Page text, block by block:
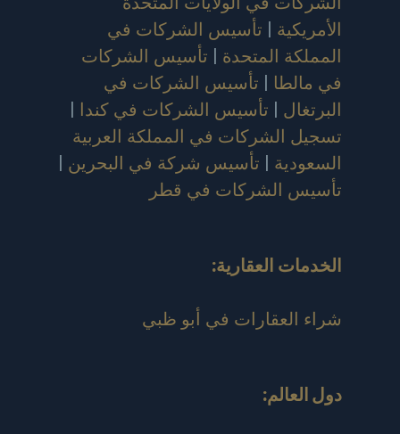
الأمريكية | تأسيس الشركات في
المملكة المتحدة | تأسيس الشركات
في مالطا | تأسيس الشركات في
البرتغال | تأسيس الشركات في كندا |
تسجيل الشركات في المملكة العربية
السعودية | تأسيس شركة في البحرين |
تأسيس الشركات في قطر
الخدمات العقارية:
شراء العقارات في أبو ظبي
دول العالم: